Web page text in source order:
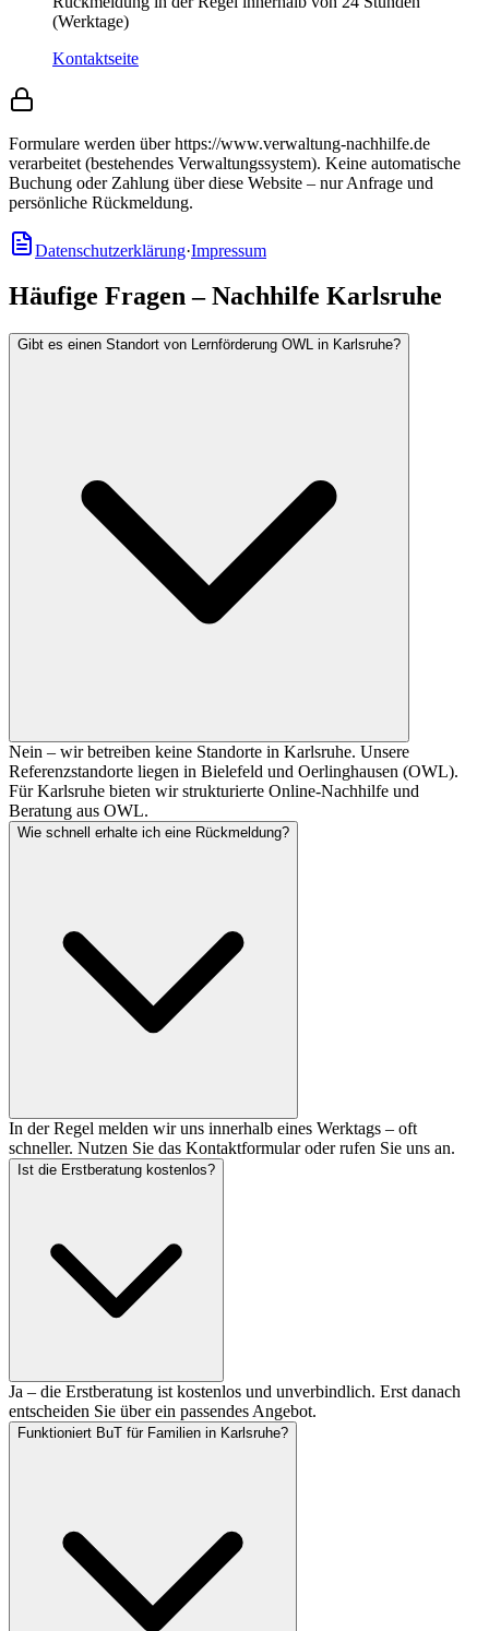
(Werktage)
Kontaktseite
Formulare werden über https://www.verwaltung-nachhilfe.de
verarbeitet (bestehendes Verwaltungssystem). Keine automatische
Buchung oder Zahlung über diese Website – nur Anfrage und
persönliche Rückmeldung.
Datenschutzerklärung·Impressum
Häufige Fragen – Nachhilfe Karlsruhe
Gibt es einen Standort von Lernförderung OWL in Karlsruhe?
Nein – wir betreiben keine Standorte in Karlsruhe. Unsere
Referenzstandorte liegen in Bielefeld und Oerlinghausen (OWL).
Für Karlsruhe bieten wir strukturierte Online-Nachhilfe und
Beratung aus OWL.
Wie schnell erhalte ich eine Rückmeldung?
In der Regel melden wir uns innerhalb eines Werktags – oft
schneller. Nutzen Sie das Kontaktformular oder rufen Sie uns an.
Ist die Erstberatung kostenlos?
Ja – die Erstberatung ist kostenlos und unverbindlich. Erst danach
entscheiden Sie über ein passendes Angebot.
Funktioniert BuT für Familien in Karlsruhe?